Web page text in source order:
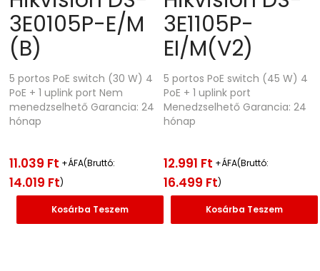
3E0105P-E/M
(B)
5 portos PoE switch (30 W) 4
PoE + 1 uplink port Nem
menedzselhető Garancia: 24
hónap
11.039 Ft +ÁFA(Bruttó:
14.019 Ft)
Kosárba Teszem
3E1105P-
EI/M(V2)
5 portos PoE switch (45 W) 4
PoE + 1 uplink port
Menedzselhető Garancia: 24
hónap
12.991 Ft +ÁFA(Bruttó:
16.499 Ft)
Kosárba Teszem